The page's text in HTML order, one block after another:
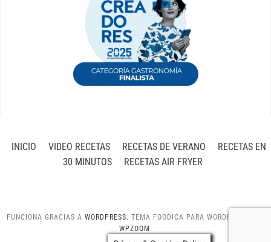
INICIO VIDEO RECETAS RECETAS DE VERANO
RECETAS EN
30 MINUTOS
RECETAS AIR FRYER
FUNCIONA GRACIAS A WORDPRESS. TEMA FOODICA PARA WORDPRESS POR
WPZOOM.